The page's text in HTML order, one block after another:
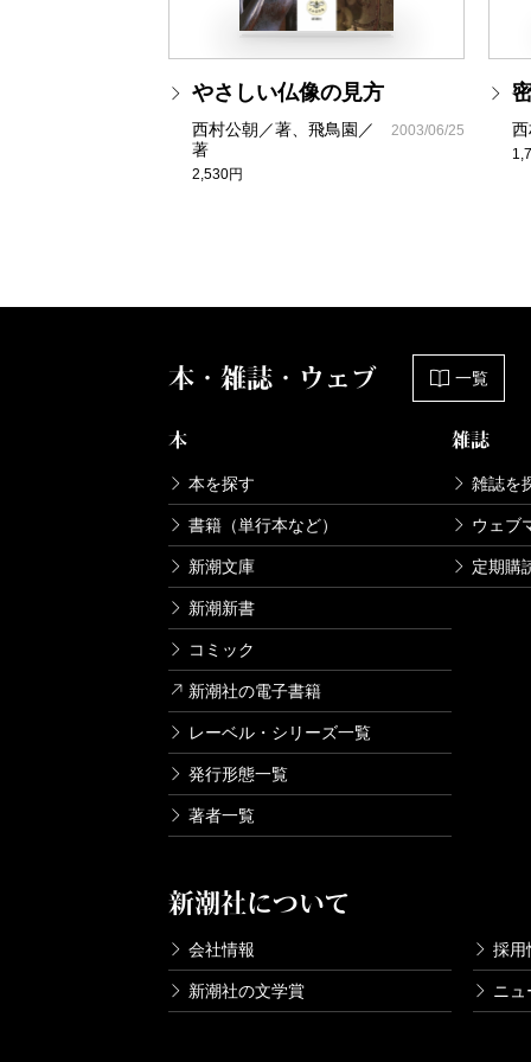
やさしい仏像の見方
西村公朝／著、飛鳥園／
著
2,530円
2003/06/25
本・雑誌・ウェブ 一覧
本
本を探す
書籍（単行本など）
新潮文庫
新潮新書
コミック
新潮社の電子書籍
レーベル・シリーズ一覧
発行形態一覧
著者一覧
雑誌
雑誌を
ウェブ
定期購
新潮社について
会社情報 採用
新潮社の文学賞 ニュ